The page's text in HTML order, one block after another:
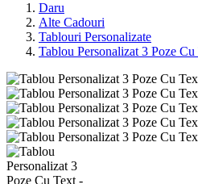
Daru
Alte Cadouri
Tablouri Personalizate
Tablou Personalizat 3 Poze